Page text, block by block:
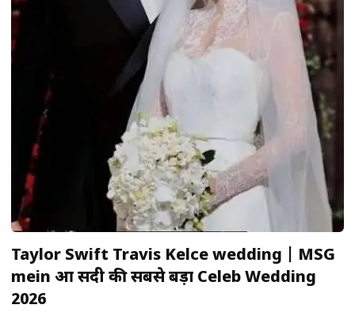
Taylor Swift Travis Kelce wedding | MSG
mein हुआ सदी की सबसे बड़ा Celeb Wedding
2026